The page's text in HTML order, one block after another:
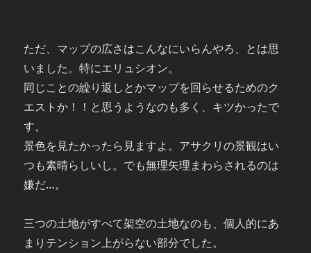
ただ、マップの広さはこんなにいらんやろ、とは思
いました。特にエリュシオン。
同じことの繰り返しとかマップを回らせるためのク
エストか！！と思うようなのも多く、キツかったで
す。
景色を見たかったら見ますよ。アサクリの景観はい
つも素晴らしいし。でも無理矢理まわらされるのは
嫌だ…。
三つの土地がすべて架空の土地なのも、個人的にあ
まりテンション上がらない部分でした。